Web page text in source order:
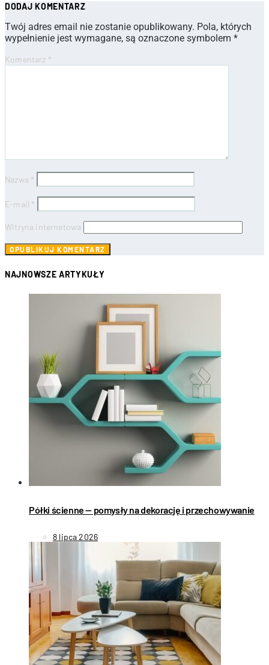
DODAJ KOMENTARZ
Twój adres email nie zostanie opublikowany. Pola, których
wypełnienie jest wymagane, są oznaczone symbolem *
Komentarz *
Nazwa *
E-mail *
Witryna internetowa
NAJNOWSZE ARTYKUŁY
Półki ścienne — pomysły na dekorację i przechowywanie
8 lipca 2026